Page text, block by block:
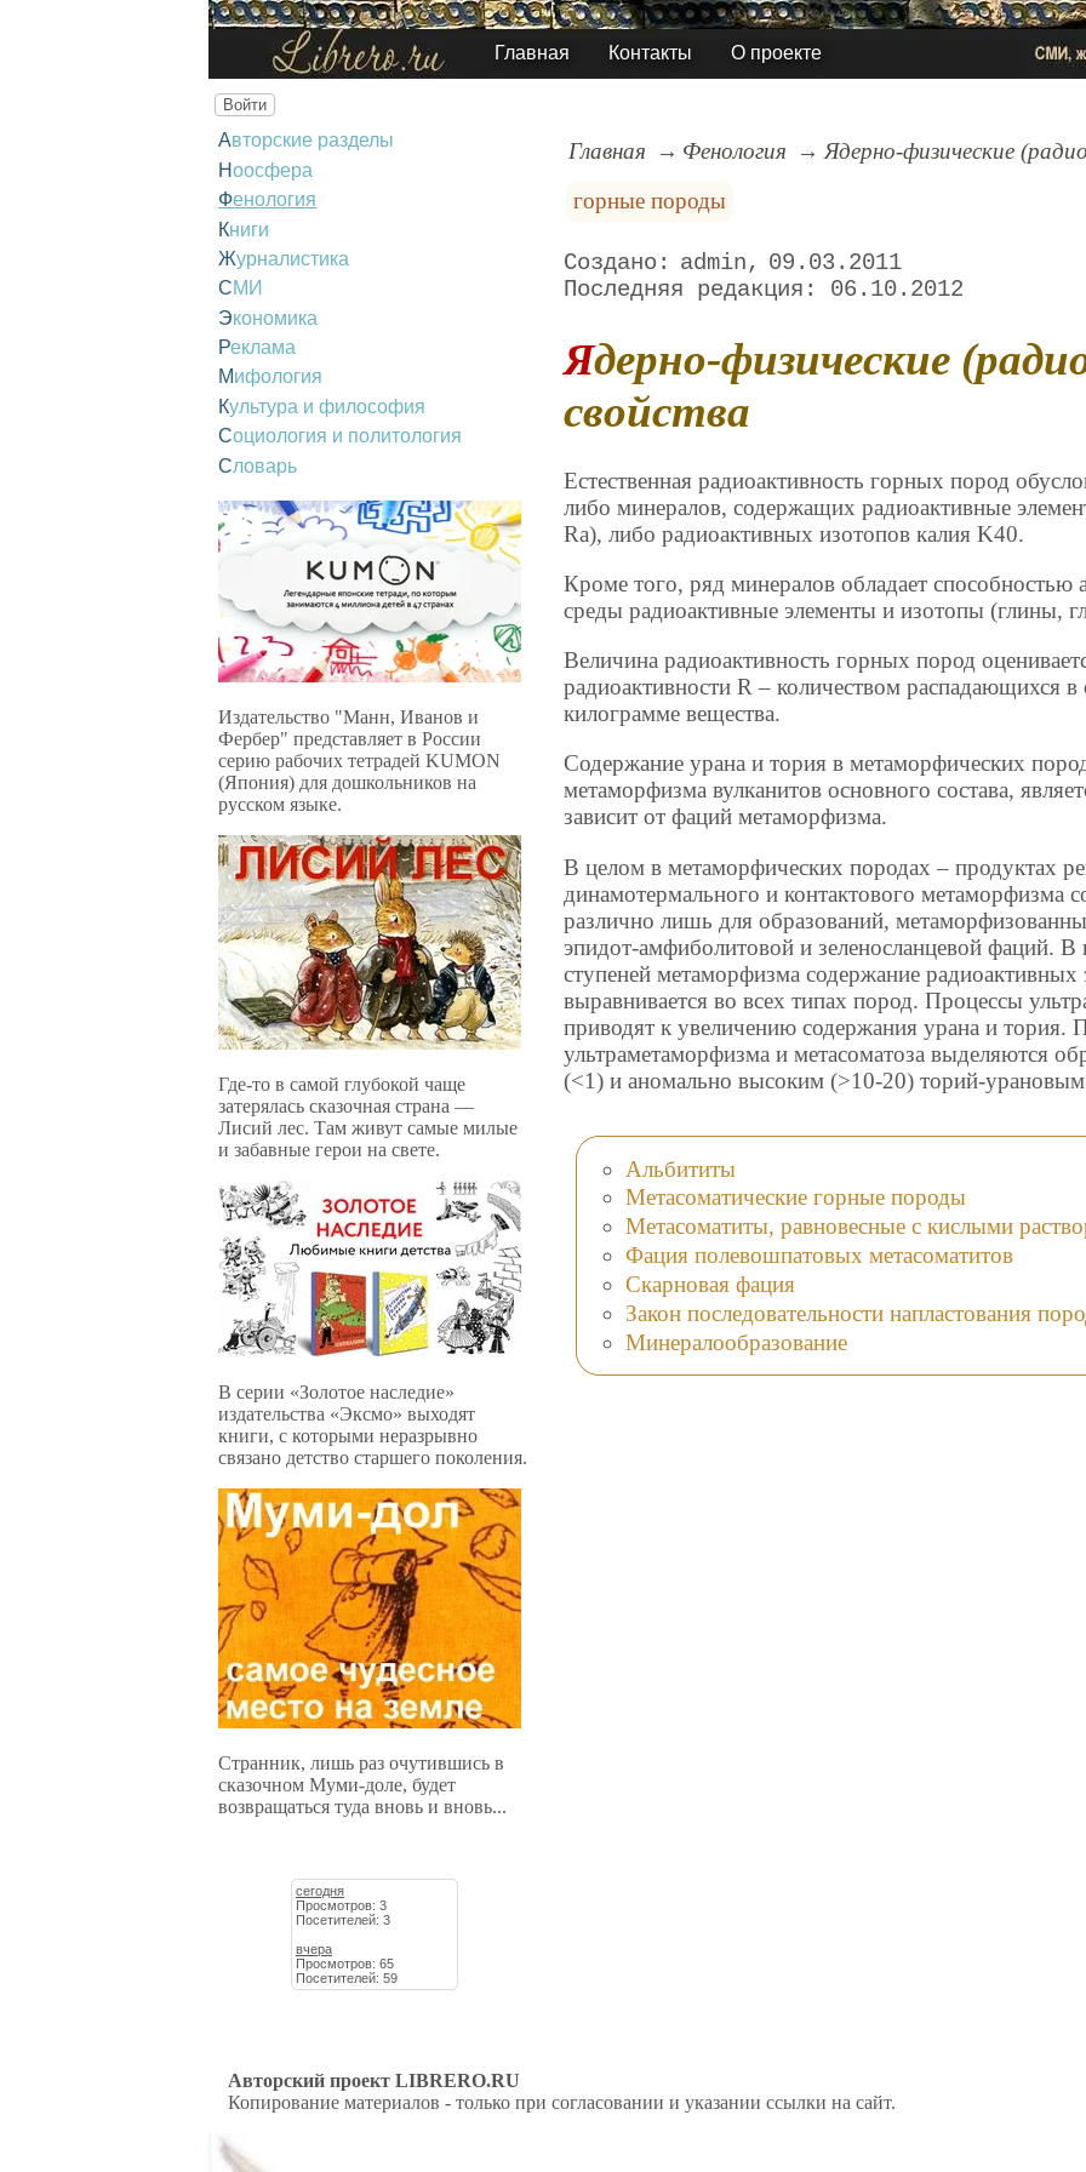
Главная Контакты О проекте
Войти
Авторские разделы
Ноосфера
Фенология
Книги
Журналистика
СМИ
Экономика
Реклама
Мифология
Культура и философия
Социология и политология
Словарь
Издательство "Манн, Иванов и
Фербер" представляет в России
серию рабочих тетрадей KUMON
(Япония) для дошкольников на
русском языке.
Где-то в самой глубокой чаще
затерялась сказочная страна —
Лисий лес. Там живут самые милые
и забавные герои на свете.
В серии «Золотое наследие»
издательства «Эксмо» выходят
книги, с которыми неразрывно
связано детство старшего поколения.
Странник, лишь раз очутившись в
сказочном Муми-доле, будет
возвращаться туда вновь и вновь...
сегодня
Просмотров: 3
Посетителей: 3
вчера
Просмотров: 65
Посетителей: 59
Главная Фенология
Ядерно-физические
горные породы
admin
09.03.2011
06.10.2012
Ядерно-физические (радиоактивные)
свойства
Естественная радиоактивность горных пород
либо минералов, содержащих радиоактивные
Ra), либо радиоактивных изотопов калия K40.
Кроме того, ряд минералов обладает
среды радиоактивные элементы и изотопы (глины,
Величина радиоактивность горных пород
радиоактивности R – количеством распадающихся
килограмме вещества.
Содержание урана и тория в метаморфических
метаморфизма вулканитов основного состава,
зависит от фаций метаморфизма.
В целом в метаморфических породах – продуктах
динамотермального и контактового метаморфизма
различно лишь для образований,
эпидот-амфиболитовой и зеленосланцевой фаций. В
ступеней метаморфизма содержание радиоактивных
выравнивается во всех типах пород. Процессы
приводят к увеличению содержания урана и тория.
ультраметаморфизма и метасоматоза выделяются
(<1) и аномально высоким (>10-20) торий-
Альбититы
Метасоматические горные породы
Метасоматиты, равновесные с кислыми
Фация полевошпатовых метасоматитов
Скарновая фация
Закон последовательности напластования
Минералообразование
Авторский проект LIBRERO.RU
Копирование материалов - только при согласовании и указании ссылки на сайт.